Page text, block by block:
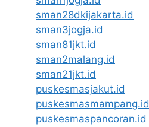
sman28dkijakarta.id
sman3jogja.id
sman81jkt.id
sman2malang.id
sman21jkt.id
puskesmasjakut.id
puskesmasmampang.id
puskesmaspancoran.id